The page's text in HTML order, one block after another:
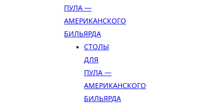
ПУЛА —
АМЕРИКАНСКОГО
БИЛЬЯРДА
СТОЛЫ
ДЛЯ
ПУЛА —
АМЕРИКАНСКОГО
БИЛЬЯРДА